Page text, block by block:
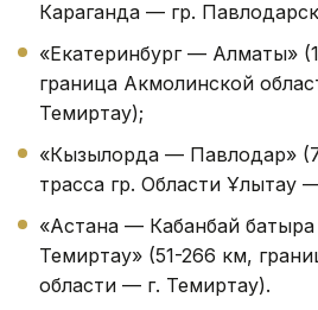
Караганда — гр.
«Екатеринбург — Алматы»
граница Акмолинской
Темиртау);
«Кызылорда — Павлодар»
трасса гр. Области Ұлытау
«Астана — Кабанбай
Темиртау» (51-266 км,
области — г. Темиртау).